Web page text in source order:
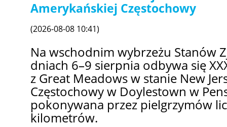
Amerykańskiej Częstochowy
(2026-08-08 10:41)
Na wschodnim wybrzeżu Stanów
dniach 6–9 sierpnia odbywa się
z Great Meadows w stanie New
Częstochowy w Doylestown w
pokonywana przez pielgrzymów
kilometrów.